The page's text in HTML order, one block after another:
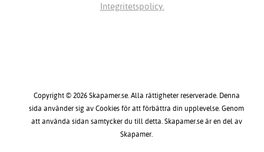
Integritetspolicy.
Copyright © 2026 Skapamer.se. Alla rättigheter reserverade. Denna
sida använder sig av Cookies för att förbättra din upplevelse. Genom
att använda sidan samtycker du till detta. Skapamer.se är en del av
Skapamer.